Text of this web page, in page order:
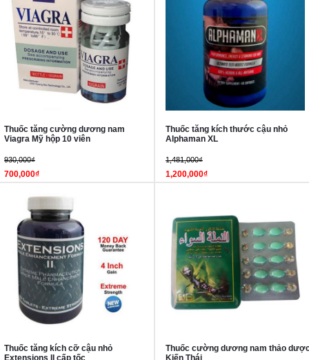
Thuốc tăng cường dương nam
Viagra Mỹ hộp 10 viên
930,000₫
700,000₫
Thuốc tăng kích thước cậu nhỏ
Alphaman XL
1,481,000₫
1,200,000₫
Thuốc tăng kích cỡ cậu nhỏ
Thuốc cường dương nam thảo